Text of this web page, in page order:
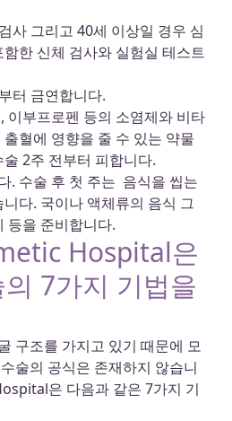
사 그리고 40세 이상일 경우 심
한 신체 검사와 실험실 테스트
터 금연합니다.
이부프로펜 등의 소염제와 비타
혈에 영향을 줄 수 있는 약물
2주 전부터 피합니다.
. 수술 후 첫 주는 음식을 씹는
다. 국이나 액체류의 음식 그
등을 준비합니다.
Hospital은
7가지 기법을
구조를 가지고 있기 때문에 모
술의 공식은 존재하지 않습니
은 다음과 같은 7가지 기